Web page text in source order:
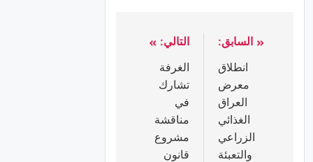
السابق:
انطلاق
معرض
العراق
الغذائي
الزراعي
والتعبئة
التالي:
الغرفة
تشارك
في
مناقشة
مشروع
قانون